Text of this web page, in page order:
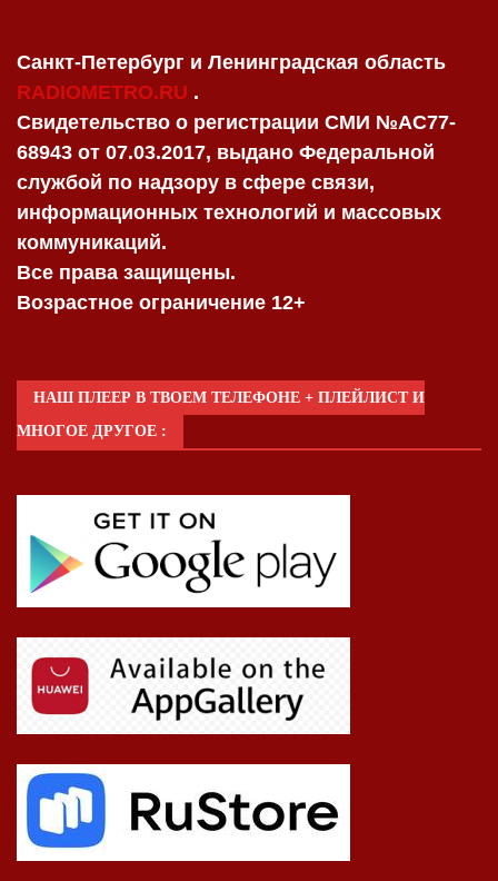
Санкт-Петербург и Ленинградская область
RADIOMETRO.RU .
Свидетельство о регистрации СМИ №AC77-
68943 от 07.03.2017, выдано Федеральной
службой по надзору в сфере связи,
информационных технологий и массовых
коммуникаций.
Все права защищены.
Возрастное ограничение 12+
НАШ ПЛЕЕР В ТВОЕМ ТЕЛЕФОНЕ + ПЛЕЙЛИСТ И
МНОГОЕ ДРУГОЕ :